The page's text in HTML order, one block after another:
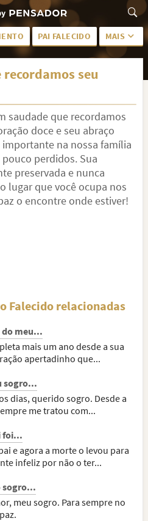
PAI FALECIDO MAIS
PALAVRAS
DESCANSE EM PAZ
PÊSAMES PARA AMIGO
FIM DE NAMORO
CATEGORIAS
recordamos seu
saudade que recordamos
doce e seu abraço
na nossa família
perdidos. Sua
preservada e nunca
lugar que você ocupa nos
o encontre onde estiver!
Falecido relacionadas
meu...
mais um ano desde a sua
apertadinho que...
sogro...
dias, querido sogro. Desde a
me tratou com...
foi...
e agora a morte o levou para
infeliz por não o ter...
sogro...
meu sogro. Para sempre no